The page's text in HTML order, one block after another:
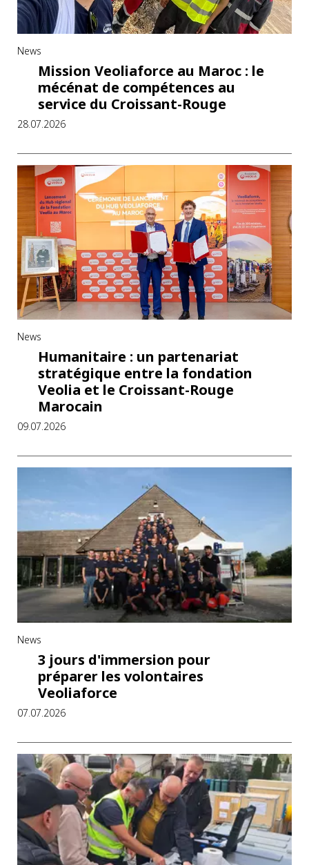
News
Mission Veoliaforce au Maroc : le
mécénat de compétences au
service du Croissant-Rouge
28.07.2026
News
Humanitaire : un partenariat
stratégique entre la fondation
Veolia et le Croissant-Rouge
Marocain
09.07.2026
News
3 jours d'immersion pour
préparer les volontaires
Veoliaforce
07.07.2026